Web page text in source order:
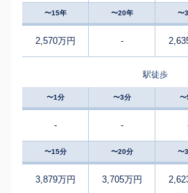
〜15年 〜20年 〜
2,570万円 -
駅徒歩
〜1分 〜3分 〜
- -
〜15分 〜20分 〜
3,879万円 3,705万円